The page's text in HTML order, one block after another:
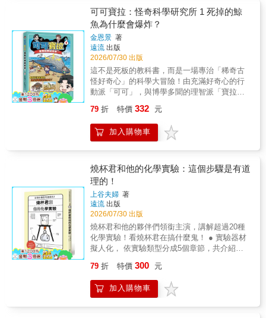
的科普圖書。 2、跨領域：透過工程建設了解
科學、技術、工程、人文、數學、環保等跨領
域學科應用。 3、最在地：透過台灣偉大工程
認識台灣環境、區域特色及台灣的工程技術。
4、強圖解：高鐵最詳細的圖解，以及進行高鐵
工程所必須知道的科學知識。 5、大拉頁：特
殊拉頁，呈現高速鐵路完整的鐵道系統以及高
鐵24小時的工作流程。 6、接軌國際：從台灣
程。
法、恐龍生存方式：運用特殊能力反擊、恐龍
演化過程主題：人體奧秘介紹人體器官、細胞
功能、骨頭功能、肌肉功能、血液與血球功
能、人腦部位與能力、食物與營養、消化系
統、呼吸系統，及五種感官（聽覺、嗅覺、味
覺、視覺、觸覺）主題：太空巡航介紹外太空
結構、太空人配備、太陽系、九大行星、探索
太空的方式（太空船、太空站、太空人生
活）、登陸月球、人造衛星、辨別星座、認識
https://www.youtube.com/watch?
v=aBTy1MQ4Tks
繪的不只是地球彼端的一場風暴，它也讓時常
面臨颱風威脅的我們產生強烈共鳴，★《科學
星期五》最佳兒童科學書圖書 ★《學校圖書館
期刊》年度最佳圖書 ★ 芝加哥公共圖書館年度
最佳圖書 ★《號角圖書》推薦書目 美國哈特拉
斯島上風和日麗，看似一片平靜，然而，一場
超級風暴在大西洋上空形成了……危機正在逼
近——所有人都在猜測：它什麼時候會登陸？
又會從哪裡登陸？還有多少時間可以準備？氣
象學家不分晝夜，透過衛星密切監測風暴動
冒險穿梭雷電、強風與暴雨之間，只為取得最
關鍵的氣象資料。島上的居民也開始行動：封
住窗戶、把家具搬到樓上，並準備好緊急求生
膩的畫面，透過颶風的形成與路徑、科學家的
觀測行動和島民的防災準備三條故事主線，帶
領讀者認識颶風形成、預測與防災等知識，並
且在地球最惡劣的天氣中展現出人性美好、互
助的一面。在氣候變遷使自然災害日益加劇的
今天，這本內容嚴謹又引人入勝的作品，不僅
適合課堂閱讀，也適合親子共同討論、理解風
暴並制定家庭防災計畫。‧書末附有熱帶氣旋的
到登陸的完整過程。
可可寶拉：怪奇科學研究所 1 死掉的鯨
魚為什麼會爆炸？
金恩景 著
遠流 出版
2026/07/30 出版
這不是死板的教科書，而是一場專治「稀奇古
怪好奇心」的科學大冒險！由充滿好奇心的行
動派「可可」，與博學多聞的理智派「寶拉」
拉：怪奇科學研究所》，透過節奏明快、誇張
爆笑的漫畫，加上親自下海的「科學實測」，
驗證世界上各種讓人跌破眼鏡的奇葩問題。全
就能做的神奇理化實驗，一步步帶領孩子打破
直覺，重新認識這個充滿驚奇的世界！【內容
精華】18 個反直覺的震撼真相🧬 生態驚悚與生
物冷知識巨型生物炸彈： 死掉的鯨魚為什麼會
爆炸？領域大作戰： 為什麼河馬大便要像螺旋
槳一樣瘋狂旋轉噴射？人體與動物奧祕： 啄木
鳥的舌頭竟然會繞過大腦？千萬別看的恐怖寄
生蟲（鐵線蟲、麥地那龍線蟲）暗黑真相！🧪
突破想像的神奇理化課會騙人的溫度： 放在手
上就會融化的神祕金屬「鎵」、放進微波爐也
魔術： 透明的水也能影印嗎？為什麼噴完乾洗
手，發票上的字跡會一秒消失？💥 極限流言終
結者物理學的詛咒： 一張普通的 A4 紙，真的
79 折 特價 332 元
加入購物車
燒杯君和他的化學實驗：這個步驟是有道
理的！
上谷夫婦 著
遠流 出版
2026/07/30 出版
燒杯君和他的夥伴們領銜主演，講解超過20種
化學實驗！看燒杯君在搞什麼鬼！ ● 實驗器材
擬人化， 依實驗類型分成5個章節，共介紹超
你在進行實驗時，輕鬆設計出合理的實驗步
驟，事半功倍！● 引發你對化學的興趣，喚起
對實驗的回憶，讓你重新愛上科學。 實驗器材
79 折 特價 300 元
加入購物車